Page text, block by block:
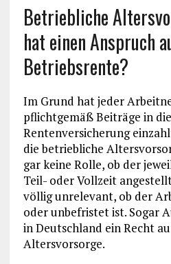
Betriebliche
hat einen Anspruch
Betriebsrente?
Im Grund hat jeder
pflichtgemäß Beiträge in
Rentenversicherung
die betriebliche
gar keine Rolle, ob der
Teil- oder Vollzeit
völlig unrelevant, ob der
oder unbefristet ist. Sogar
in Deutschland ein Recht
Altersvorsorge.